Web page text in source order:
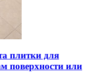
плитки для
поверхности или